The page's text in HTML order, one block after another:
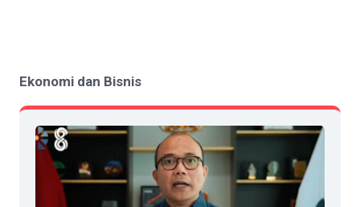
Ekonomi dan Bisnis